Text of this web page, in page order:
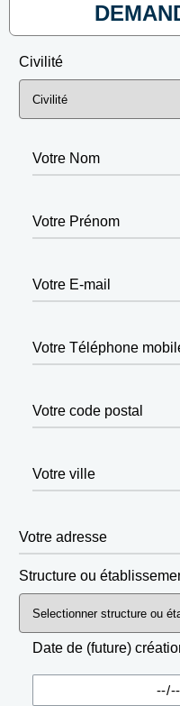
Civilité
Votre Nom
Votre Prénom
Votre E-mail
Votre Téléphone
Votre code postal
Votre ville
Votre adresse
Structure ou
Date de (future)